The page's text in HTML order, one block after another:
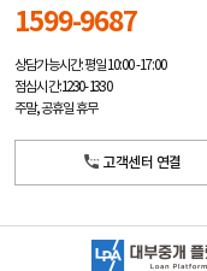
1599-9687
상담가능시간: 평일10:00 -17:00
점심시간: 12:30 - 13:30
주말, 공휴일 휴무
고객센터 연결